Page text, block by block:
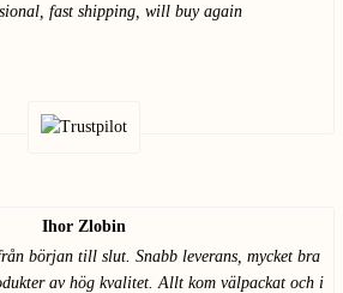
fast shipping, will buy again
Ihor Zlobin
början till slut. Snabb leverans, mycket bra
av hög kvalitet. Allt kom välpackat och i